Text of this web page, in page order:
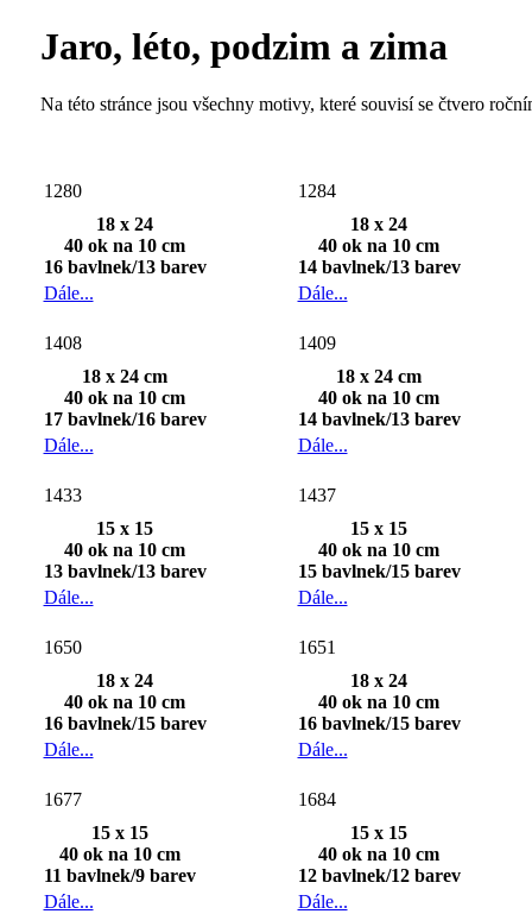
Jaro, léto, podzim a zima
Na této stránce jsou všechny motivy, které souvisí se čtvero
1280
18 x 24
40 ok na 10 cm
16 bavlnek/13 barev
Dále...
1284
18 x 24
40 ok na 10 cm
14 bavlnek/13 barev
Dále...
1408
18 x 24 cm
40 ok na 10 cm
17 bavlnek/16 barev
Dále...
1409
18 x 24 cm
40 ok na 10 cm
14 bavlnek/13 barev
Dále...
1433
15 x 15
40 ok na 10 cm
13 bavlnek/13 barev
Dále...
1437
15 x 15
40 ok na 10 cm
15 bavlnek/15 barev
Dále...
1650
18 x 24
40 ok na 10 cm
16 bavlnek/15 barev
Dále...
1651
18 x 24
40 ok na 10 cm
16 bavlnek/15 barev
Dále...
1677
15 x 15
40 ok na 10 cm
11 bavlnek/9 barev
Dále...
1684
15 x 15
40 ok na 10 cm
12 bavlnek/12 barev
Dále...